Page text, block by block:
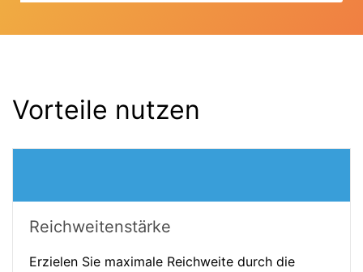
Vorteile nutzen
Reichweitenstärke
Erzielen Sie maximale Reichweite durch die